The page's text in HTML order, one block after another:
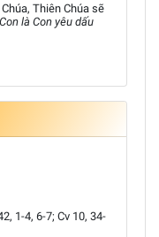
Thiên Chúa sẽ
Con là Con yêu dấu
1-4, 6-7; Cv 10, 34-